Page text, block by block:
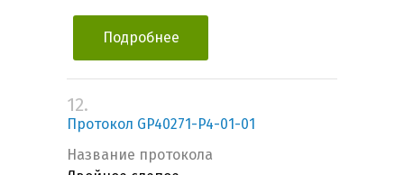
Подробнее
12.
Протокол GP40271-P4-01-01
Название протокола